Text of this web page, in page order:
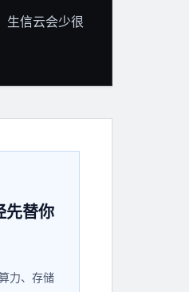
生信云会少很
先替你
力、存储